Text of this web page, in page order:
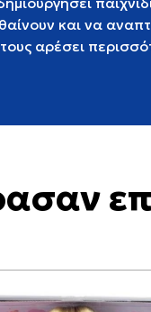
και να
αρέσει